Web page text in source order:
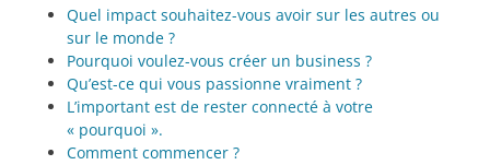
Quel impact souhaitez-vous avoir sur les autres ou
sur le monde ?
Pourquoi voulez-vous créer un business ?
Qu’est-ce qui vous passionne vraiment ?
L’important est de rester connecté à votre
« pourquoi ».
Comment commencer ?